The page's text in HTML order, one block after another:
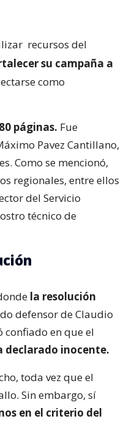
recursos del
su campaña a
como
páginas. Fue
Pavez Cantillano,
Como se mencionó,
regionales, entre ellos
del Servicio
técnico de
la resolución
defensor de Claudio
confiado en que el
declarado inocente.
toda vez que el
Sin embargo, sí
en el criterio del